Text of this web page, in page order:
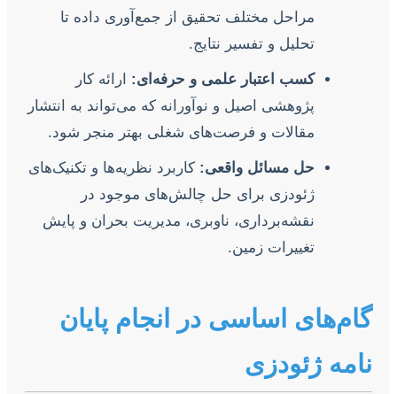
مراحل مختلف تحقیق از جمع‌آوری داده تا
تحلیل و تفسیر نتایج.
کسب اعتبار علمی و حرفه‌ای: ارائه کار
پژوهشی اصیل و نوآورانه که می‌تواند به انتشار
مقالات و فرصت‌های شغلی بهتر منجر شود.
حل مسائل واقعی: کاربرد نظریه‌ها و تکنیک‌های
ژئودزی برای حل چالش‌های موجود در
نقشه‌برداری، ناوبری، مدیریت بحران و پایش
تغییرات زمین.
گام‌های اساسی در انجام پایان
نامه ژئودزی